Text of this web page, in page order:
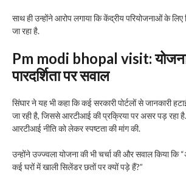
साथ ही उन्होंने आरोप लगाया कि केंद्रीय परियोजनाओं के
जा रहा है.
Pm modi bhopal visit:
पारदर्शिता पर सवाल
सिंघार ने यह भी कहा कि कई सरकारी पोर्टलों से जानकारी
जा रही है, जिससे आरटीआई की प्रक्रिया पर असर पड़ रहा
आरटीआई नीति को लेकर स्पष्टता की मांग की.
उन्होंने उज्ज्वला योजना की भी चर्चा की और सवाल किया
कई घरों में खाली सिलेंडर छतों पर क्यों पड़े हैं?”